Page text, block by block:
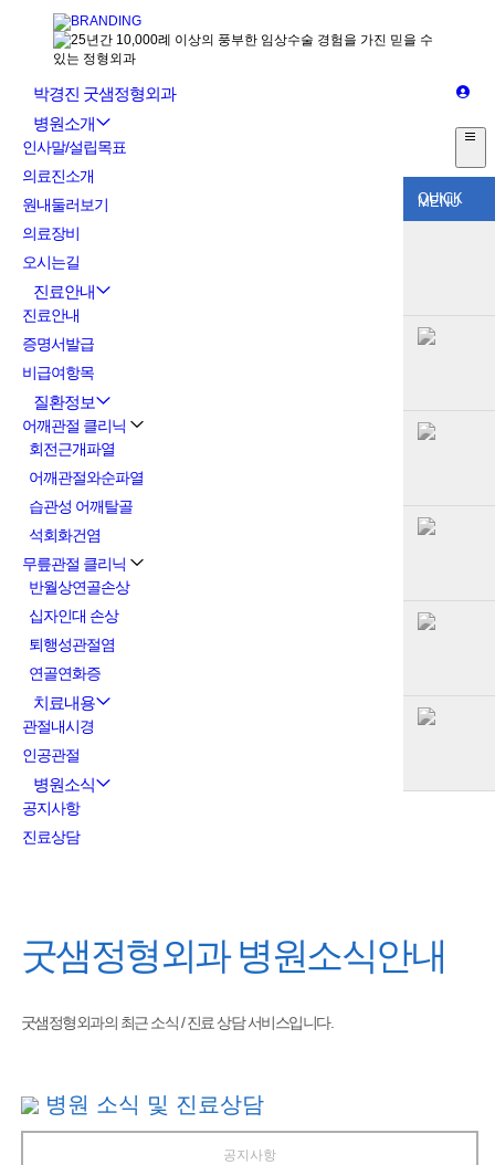
QUICK
MENU
박경진 굿샘정형외과
병원소개
인사말/설립목표
의료진소개
원내둘러보기
의료장비
오시는길
진료안내
진료안내
증명서발급
비급여항목
질환정보
어깨관절 클리닉
회전근개파열
어깨관절와순파열
습관성 어깨탈골
석회화건염
무릎관절 클리닉
반월상연골손상
십자인대 손상
퇴행성관절염
연골연화증
치료내용
관절내시경
인공관절
병원소식
공지사항
진료상담
굿샘정형외과병원소식안내
굿샘정형외과의 최근 소식 / 진료 상담 서비스입니다.
병원 소식 및 진료상담
공지사항